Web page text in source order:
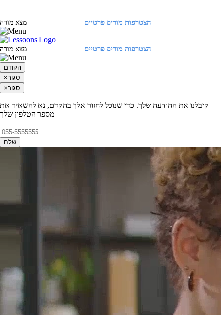
הצטרפות מורים פרטיים מצא מורה
הצטרפות מורים פרטיים מצא מורה
הקודם
×סגור
×סגור
קיבלנו את ההודעה שלך. כדי שנוכל לחזור אלך בהקדם, נא להשאיר את
מספר הטלפון שלך
שלח